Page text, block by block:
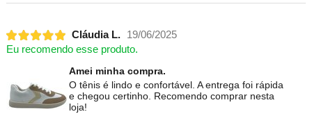
Cláudia L.
19/06/2025
Eu recomendo esse produto.
Amei minha compra.
O tênis é lindo e confortável. A entrega foi rápida
e chegou certinho. Recomendo comprar nesta
loja!